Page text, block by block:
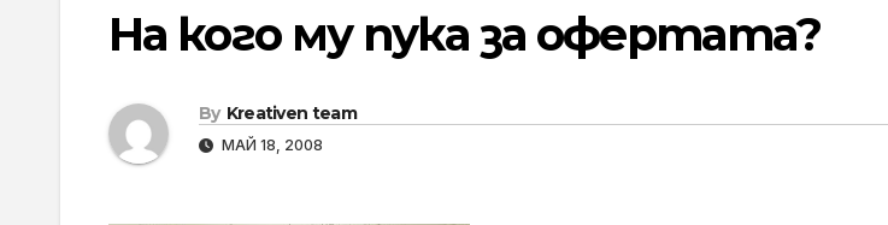
На кого му пука за офертата?
By Kreativen team
МАЙ 18, 2008